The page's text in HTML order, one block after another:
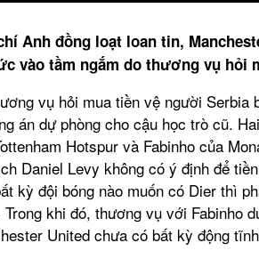
Anh đồng loạt loan tin,
vào tầm ngắm do thương vụ hỏi
vụ hỏi mua tiền vệ người
án dự phòng cho cậu học trò cũ.
Hotspur và Fabinho của
Daniel Levy không có ý định để
kỳ đội bóng nào muốn có Dier thì
khi đó, thương vụ với Fabinho
United chưa có bất kỳ động